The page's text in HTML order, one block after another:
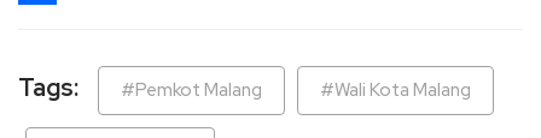
Tags: #Pemkot Malang #Wali Kota Malang